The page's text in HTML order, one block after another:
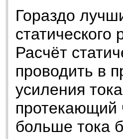
Гораздо
Расчёт
проводить в
усиления
протекающий
больше тока